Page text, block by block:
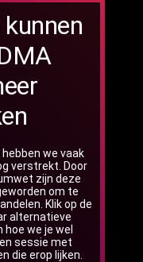
we vaak
verstrekt. Door
zijn deze
om te
Klik op de
alternatieve
we je wel
sessie met
die erop lijken.